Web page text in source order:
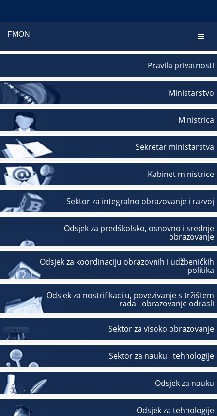
FMON
Pravila privatnosti
Ministarstvo
Ministrica
Sekretar ministarstva
Kabinet ministrice
Sektor za integralno obrazovanje i razvoj
Odsjek za predškolsko, osnovno i srednje
obrazovanje
Odsjek za koordinaciju obrazovnih i udžbeničkih
politika
Odsjek za nostrifikaciju, povezivanje s tržištem
rada i obrazovanje odrasli
Sektor za visoko obrazovanje
Sektor za nauku i tehnologije
Odsjek za nauku
Odsjek za tehnologije